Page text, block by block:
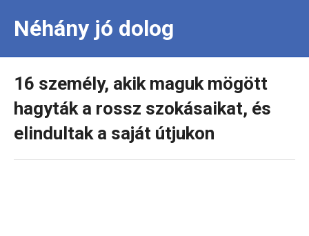
Néhány jó dolog
16 személy, akik maguk mögött
hagyták a rossz szokásaikat, és
elindultak a saját útjukon